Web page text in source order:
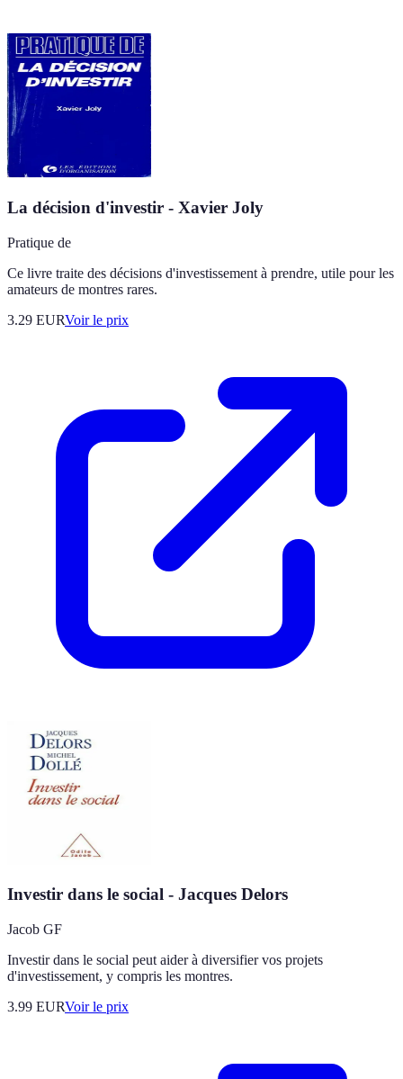
La décision d'investir - Xavier Joly
Pratique de
Ce livre traite des décisions d'investissement à prendre, utile pour les
amateurs de montres rares.
3.29 EURVoir le prix
Investir dans le social - Jacques Delors
Jacob GF
Investir dans le social peut aider à diversifier vos projets
d'investissement, y compris les montres.
3.99 EURVoir le prix